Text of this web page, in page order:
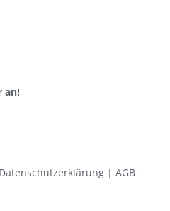
an!
Datenschutzerklärung| AGB